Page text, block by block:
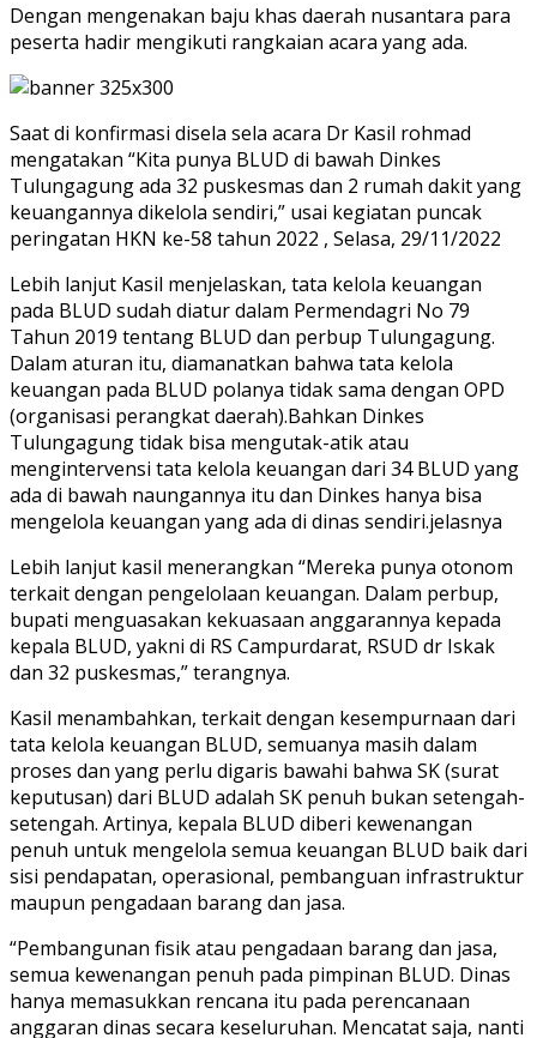
Dengan mengenakan baju khas daerah nusantara para
peserta hadir mengikuti rangkaian acara yang ada.
Saat di konfirmasi disela sela acara Dr Kasil rohmad
mengatakan “Kita punya BLUD di bawah Dinkes
Tulungagung ada 32 puskesmas dan 2 rumah dakit yang
keuangannya dikelola sendiri,” usai kegiatan puncak
peringatan HKN ke-58 tahun 2022 , Selasa, 29/11/2022
Lebih lanjut Kasil menjelaskan, tata kelola keuangan
pada BLUD sudah diatur dalam Permendagri No 79
Tahun 2019 tentang BLUD dan perbup Tulungagung.
Dalam aturan itu, diamanatkan bahwa tata kelola
keuangan pada BLUD polanya tidak sama dengan OPD
(organisasi perangkat daerah).Bahkan Dinkes
Tulungagung tidak bisa mengutak-atik atau
mengintervensi tata kelola keuangan dari 34 BLUD yang
ada di bawah naungannya itu dan Dinkes hanya bisa
mengelola keuangan yang ada di dinas sendiri.jelasnya
Lebih lanjut kasil menerangkan “Mereka punya otonom
terkait dengan pengelolaan keuangan. Dalam perbup,
bupati menguasakan kekuasaan anggarannya kepada
kepala BLUD, yakni di RS Campurdarat, RSUD dr Iskak
dan 32 puskesmas,” terangnya.
Kasil menambahkan, terkait dengan kesempurnaan dari
tata kelola keuangan BLUD, semuanya masih dalam
proses dan yang perlu digaris bawahi bahwa SK (surat
keputusan) dari BLUD adalah SK penuh bukan setengah-
setengah. Artinya, kepala BLUD diberi kewenangan
penuh untuk mengelola semua keuangan BLUD baik dari
sisi pendapatan, operasional, pembanguan infrastruktur
maupun pengadaan barang dan jasa.
“Pembangunan fisik atau pengadaan barang dan jasa,
semua kewenangan penuh pada pimpinan BLUD. Dinas
hanya memasukkan rencana itu pada perencanaan
anggaran dinas secara keseluruhan. Mencatat saja, nanti